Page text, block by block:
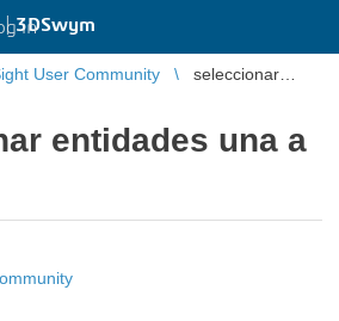
|3DSwym
in
User Community
seleccionar
entidades una a